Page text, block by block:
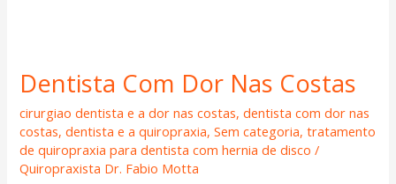
Dentista Com Dor Nas Costas
cirurgiao dentista e a dor nas costas,dentista com dor nas
costas,dentista e a quiropraxia,Sem categoria,tratamento
de quiropraxia para dentista com hernia de disco /
Quiropraxista Dr. Fabio Motta
Dentista
Dor
Nas
Costas